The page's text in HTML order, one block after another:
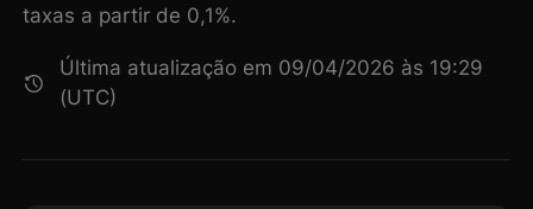
taxas a partir de 0,1%.
Última atualização em 09/04/2026 às 19:29
(UTC)